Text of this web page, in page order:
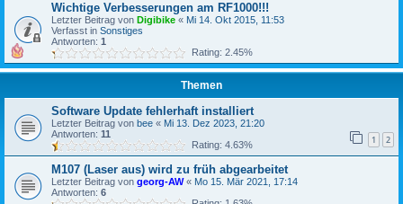
Wichtige Verbesserungen am RF1000!!!
Letzter Beitrag von Digibike « Mi 14. Okt 2015, 11:53
Verfasst in Sonstiges
Antworten: 1
Rating: 2.45%
Themen
Software Update fehlerhaft installiert
Letzter Beitrag von bee « Mi 13. Dez 2023, 21:20
Antworten: 11 1 2
Rating: 4.63%
M107 (Laser aus) wird zu früh abgearbeitet
Letzter Beitrag von georg-AW« Mo 15. Mär 2021, 17:14
Antworten: 6